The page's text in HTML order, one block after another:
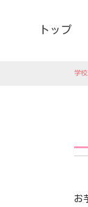
トップ
学
お